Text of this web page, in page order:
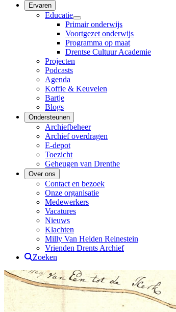
Ervaren
Educatie
Primair onderwijs
Voortgezet onderwijs
Programma op maat
Drentse Cultuur Academie
Projecten
Podcasts
Agenda
Koffie & Keuvelen
Bartje
Blogs
Ondersteunen
Archiefbeheer
Archief overdragen
E-depot
Toezicht
Geheugen van Drenthe
Over ons
Contact en bezoek
Onze organisatie
Medewerkers
Vacatures
Nieuws
Klachten
Milly Van Heiden Reinestein
Vrienden Drents Archief
Zoeken
Drents Archief